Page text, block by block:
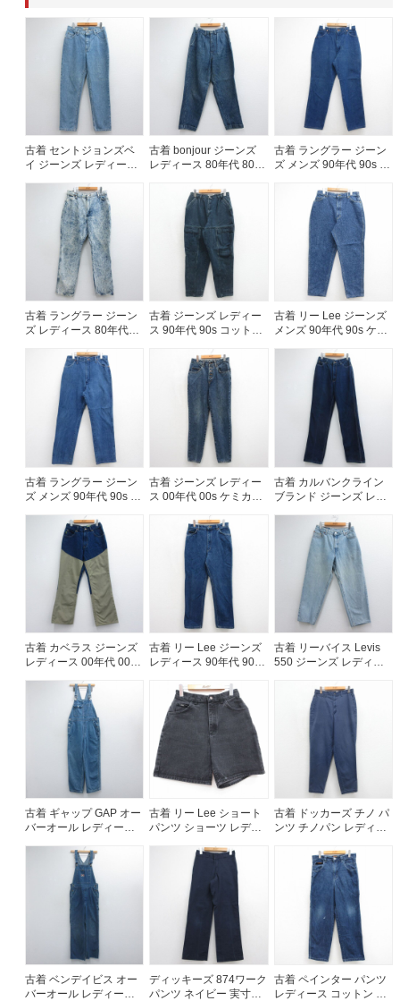
古着 セントジョンズベ
イ ジーンズ レディース
コットン ネイビー デニ
ム 26jul14
古着 bonjour ジーンズ
レディース 80年代 80s
ストライプ 26jul14
古着 ラングラー ジーン
ズ メンズ 90年代 90s コ
デニム 26jul29
古着 ラングラー ジーン
ズ レディース 80年代
USA製 ネイビー デニム
【spe】 26jul14
古着 ジーンズ レディー
ス 90年代 90s コットン
古着 リー Lee ジーンズ
メンズ 90年代 90s ケミ
ン USA製 ネイビー デニ
ム【spe】 26jul29
古着 ラングラー ジーン
ズ メンズ 90年代 90s コ
古着 ジーンズ レディー
ス 00年代 00s ケミカル
イビー デニム 26jul27
古着 カルバンクライン
ブランド ジーンズ レデ
トン ネイビー デニム
古着 カベラス ジーンズ
レディース 00年代 00s
ム 26jun17
古着 リー Lee ジーンズ
レディース 90年代 90s
ー デニム【spe】
26jul27
古着 リーバイス Levis
550 ジーンズ レディー
ド コットン USA製 ネイ
ビー デニム 26jul14
古着 ギャップ GAP オー
バーオール レディース
イビー デニム 26jun17
古着 リー Lee ショート
パンツ ショーツ レディ
古着 ドッカーズ チノ パ
ンツ チノパン レディー
ネイビー 26jun19
古着 ベンデイビス オー
バーオール レディース
ディッキーズ 874ワーク
パンツ ネイビー 実寸
古着 ペインター パンツ
レディース コットン ネ